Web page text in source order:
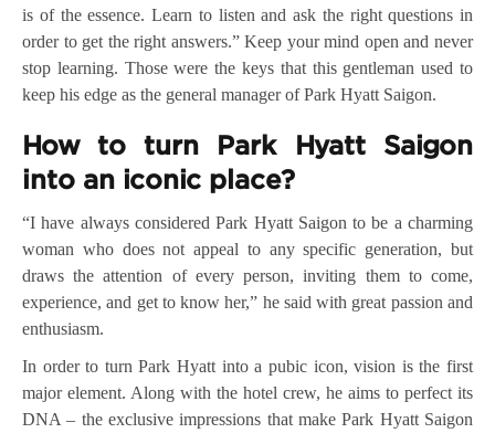
is of the essence. Learn to listen and ask the right questions in
order to get the right answers.” Keep your mind open and never
stop learning. Those were the keys that this gentleman used to
keep his edge as the general manager of Park Hyatt Saigon.
How to turn Park Hyatt Saigon
into an iconic place?
“I have always considered Park Hyatt Saigon to be a charming
woman who does not appeal to any specific generation, but
draws the attention of every person, inviting them to come,
experience, and get to know her,” he said with great passion and
enthusiasm.
In order to turn Park Hyatt into a pubic icon, vision is the first
major element. Along with the hotel crew, he aims to perfect its
DNA – the exclusive impressions that make Park Hyatt Saigon